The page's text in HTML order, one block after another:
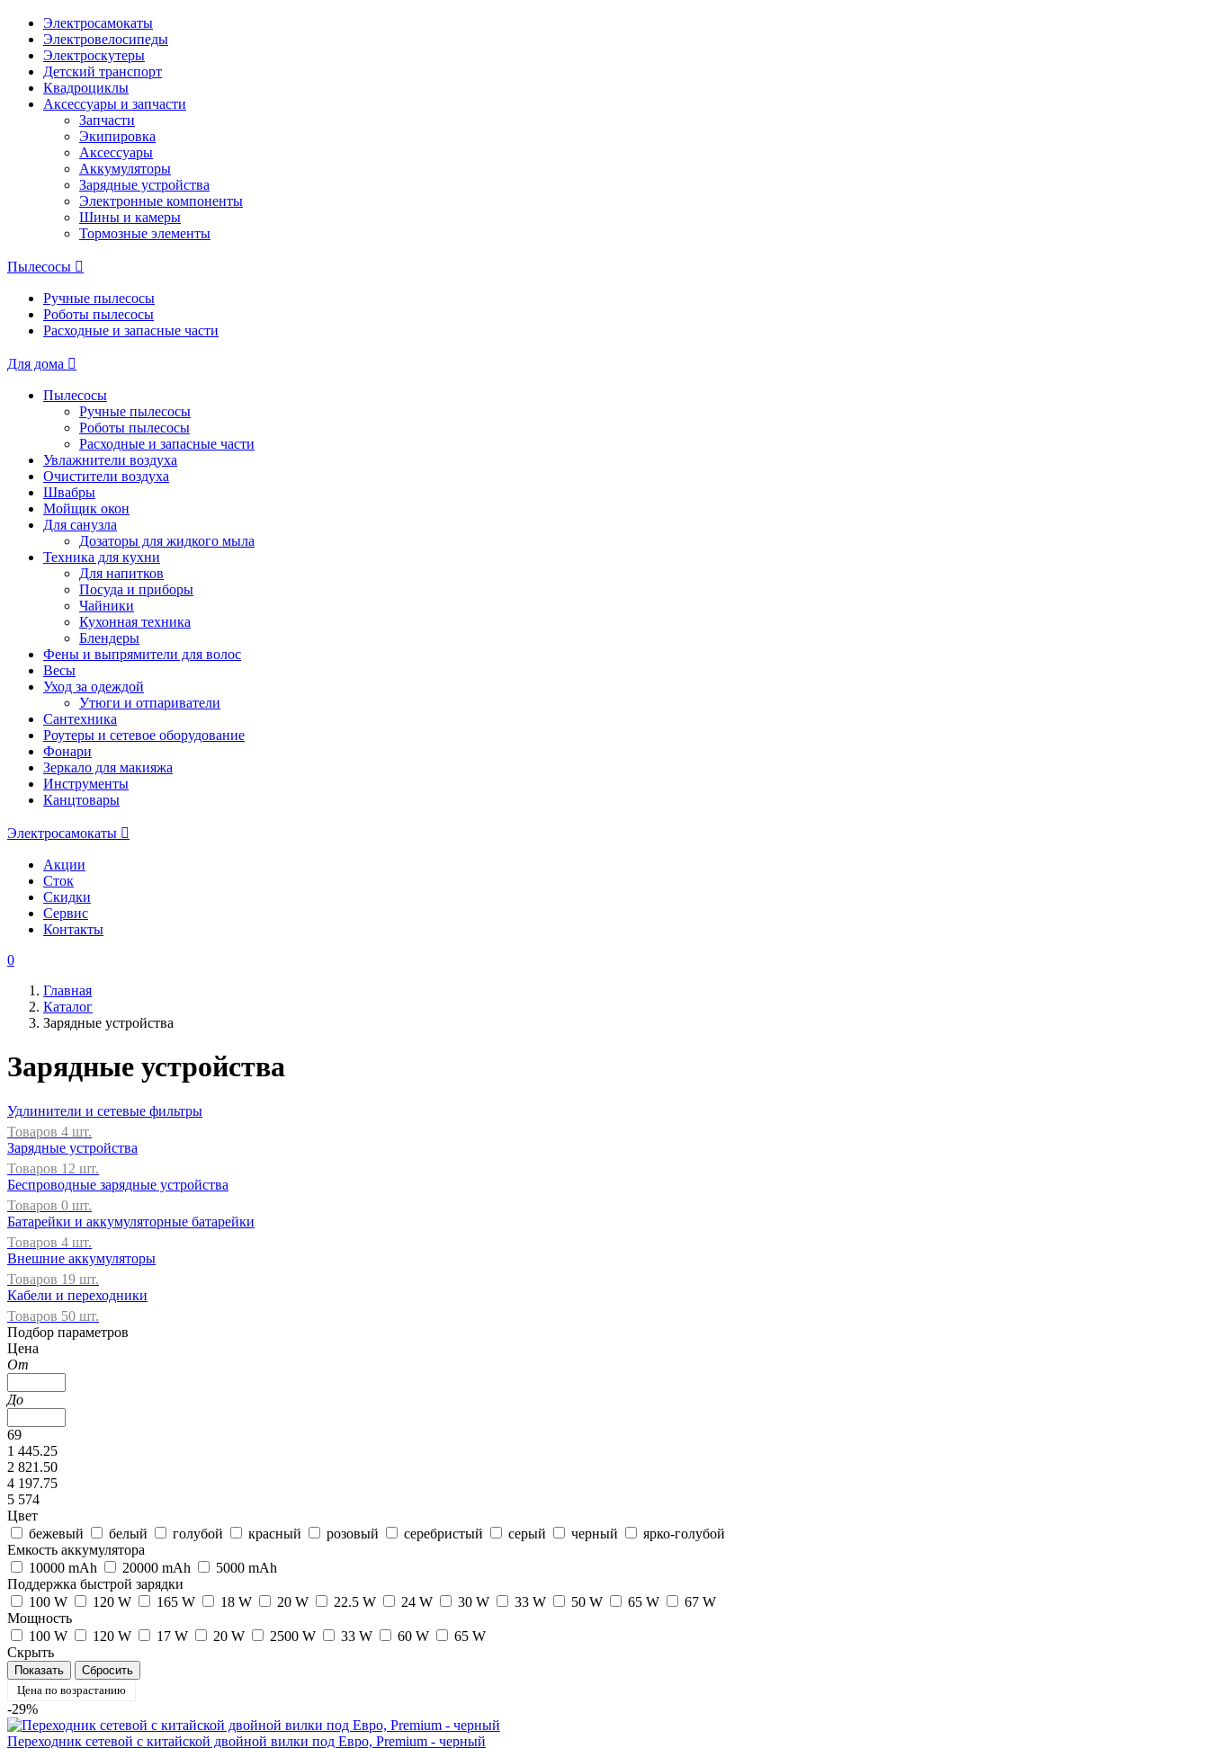
Электросамокаты
Электровелосипеды
Электроскутеры
Детский транспорт
Квадроциклы
Аксессуары и запчасти
Запчасти
Экипировка
Аксессуары
Аккумуляторы
Зарядные устройства
Электронные компоненты
Шины и камеры
Тормозные элементы
Пылесосы
Ручные пылесосы
Роботы пылесосы
Расходные и запасные части
Для дома
Пылесосы
Ручные пылесосы
Роботы пылесосы
Расходные и запасные части
Увлажнители воздуха
Очистители воздуха
Швабры
Мойщик окон
Для санузла
Дозаторы для жидкого мыла
Техника для кухни
Для напитков
Посуда и приборы
Чайники
Кухонная техника
Блендеры
Фены и выпрямители для волос
Весы
Уход за одеждой
Утюги и отпариватели
Сантехника
Роутеры и сетевое оборудование
Фонари
Зеркало для макияжа
Инструменты
Канцтовары
Электросамокаты
Акции
Сток
Скидки
Сервис
Контакты
0
Главная
Каталог
Зарядные устройства
Зарядные устройства
Удлинители и сетевые фильтры
Товаров 4 шт.
Зарядные устройства
Товаров 12 шт.
Беспроводные зарядные устройства
Товаров 0 шт.
Батарейки и аккумуляторные батарейки
Товаров 4 шт.
Внешние аккумуляторы
Товаров 19 шт.
Кабели и переходники
Товаров 50 шт.
Подбор параметров
Цена
От
До
69
1 445.25
2 821.50
4 197.75
5 574
Цвет
бежевый
белый голубой красный розовый серебристый серый черный
ярко-голубой
Емкость аккумулятора
10000 mAh
20000 mAh
5000 mAh
Поддержка быстрой зарядки
100 W
120 W 165 W 18 W 20 W 22.5 W 24 W 30 W 33 W 50 W 65 W
67 W
Мощность
100 W
120 W 17 W 20 W 2500 W 33 W 60 W
65 W
Скрыть
Цена по возрастанию
-29%
Переходник сетевой с китайской двойной вилки под Евро, Premium - черный